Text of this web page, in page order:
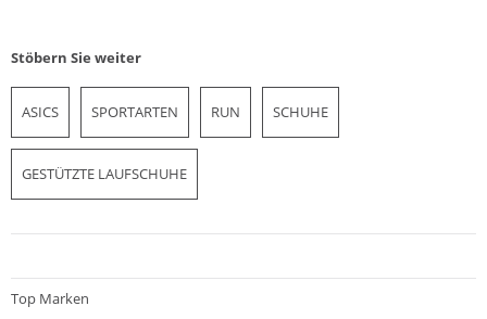
Stöbern Sie weiter
ASICS SPORTARTEN RUN SCHUHE
GESTÜTZTE LAUFSCHUHE
Top Marken